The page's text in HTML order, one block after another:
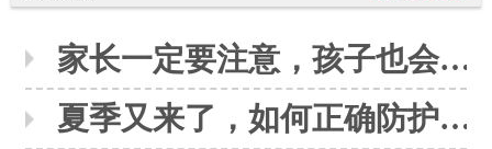
家长一定要注意，孩子也会感染灰指甲
夏季又来了，如何正确防护灰指甲呢？